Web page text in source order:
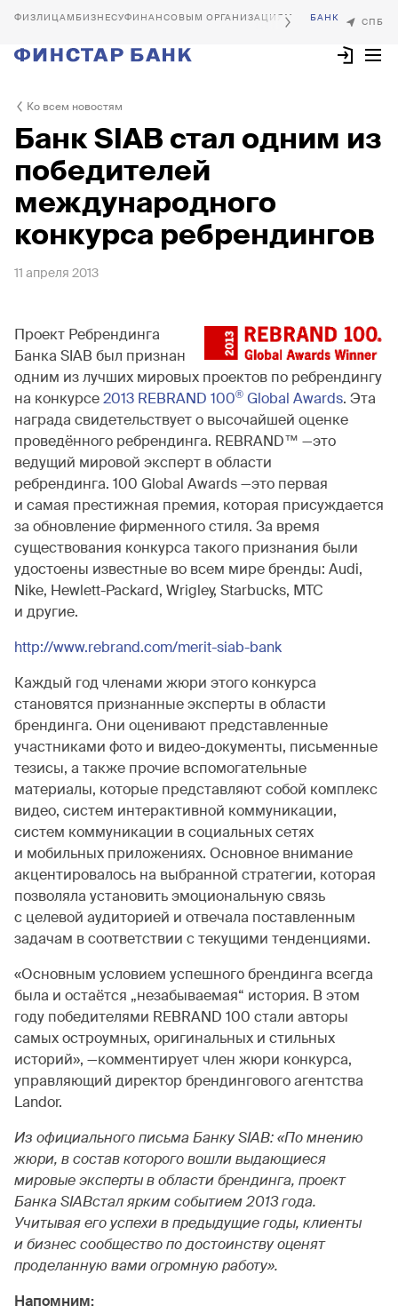
БИЗНЕСУФИНАНСОВЫМ ОРГАНИЗАЦИЯМ
Ко всем новостям
Банк SIAB стал одним из
победителей
международного
конкурса ребрендингов
11 апреля 2013
Проект Ребрендинга
Банка SIAB был признан
одним из лучших мировых проектов по ребрендингу
на конкурсе2013 REBRAND 100® Global Awards. Эта
награда свидетельствует о высочайшей оценке
проведённого ребрендинга. REBRAND™ —это
ведущий мировой эксперт в области
ребрендинга. 100 Global Awards —это первая
и самая престижная премия, которая присуждается
за обновление фирменного стиля. За время
существования конкурса такого признания были
удостоены известные во всем мире бренды: Audi,
Nike, Hewlett-Packard, Wrigley, Starbucks, МТС
и другие.
http://www.rebrand.com/merit-siab-bank
Каждый год членами жюри этого конкурса
становятся признанные эксперты в области
брендинга. Они оценивают представленные
участниками фото и видео-документы, письменные
тезисы, а также прочие вспомогательные
материалы, которые представляют собой комплекс
видео, систем интерактивной коммуникации,
систем коммуникации в социальных сетях
и мобильных приложениях. Основное внимание
акцентировалось на выбранной стратегии, которая
позволяла установить эмоциональную связь
с целевой аудиторией и отвечала поставленным
задачам в соответствии с текущими тенденциями.
«Основным условием успешного брендинга всегда
была и остаётся „незабываемая“ история. В этом
году победителями REBRAND 100 стали авторы
самых остроумных, оригинальных и стильных
историй», —комментирует член жюри конкурса,
управляющий директор брендингового агентства
Landor.
Из официального письма БанкуSIAB: «По мнению
жюри, в состав которого вошли выдающиеся
мировые эксперты в области брендинга, проект
БанкаSIABстал ярким событием 2013 года.
Учитывая его успехи в предыдущие годы, клиенты
и бизнес сообщество по достоинству оценят
проделанную вами огромную работу».
Напомним: